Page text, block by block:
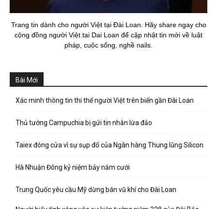
Trang tin dành cho người Việt tại Đài Loan. Hãy share ngay cho
cộng đồng người Việt tại Dai Loan để cập nhật tin mới về luật
pháp, cuộc sống, nghề nails.
Bài Mới
Xác minh thông tin thi thể người Việt trên biển gần Đài Loan
Thủ tướng Campuchia bị gửi tin nhắn lừa đảo
Taiex đóng cửa vì sự sụp đổ của Ngân hàng Thung lũng Silicon
Hà Nhuận Đông kỷ niệm bảy năm cưới
Trung Quốc yêu cầu Mỹ dừng bán vũ khí cho Đài Loan